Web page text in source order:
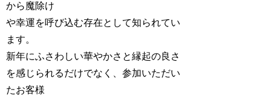
から魔除け
や幸運を呼び込む存在として知られてい
ます。
新年にふさわしい華やかさと縁起の良さ
を感じられるだけでなく、参加いただい
たお客様